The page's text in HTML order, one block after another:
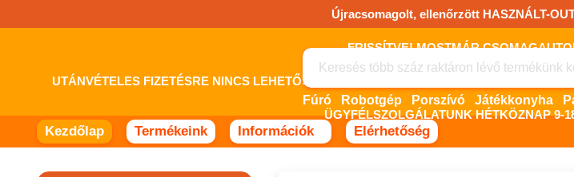
a
Újracsomagolt, ellenőrzött HASZNÁLT-
FRISSÍTVE! MOSTMÁR
UTÁNVÉTELES FIZETÉSRE NINCS LEHETŐSÉG! FIZETNI ONLINE BANKKÁRTYÁVAL
ÜGYFÉLSZOLGÁLATUNK HÉTKÖZNAP 9-
Fúró Robotgép Porszívó Játékkonyha
Kezdőlap Termékeink Információk Elérhetőség